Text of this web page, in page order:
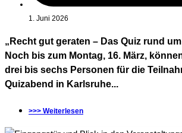
1. Juni 2026
„Recht gut geraten – Das Quiz rund
Noch bis zum Montag, 16. März,
drei bis sechs Personen für die
Quizabend in Karlsruhe...
>>> Weiterlesen